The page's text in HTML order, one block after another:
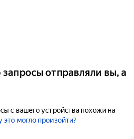
отправляли вы, а
с вашего устройства похожи на
это могло произойти?